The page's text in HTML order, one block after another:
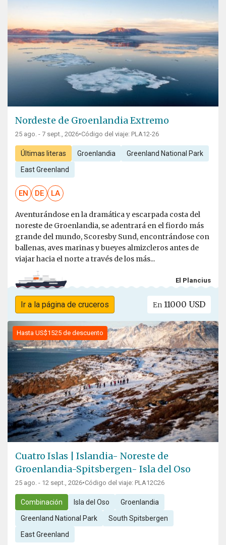
Nordeste de Groenlandia Extremo
25 ago. - 7 sept., 2026•Código del viaje: PLA12-26
Últimas literas Groenlandia Greenland National Park
East Greenland
EN DE LA
Aventurándose en la dramática y escarpada costa del
noreste de Groenlandia, se adentrará en el fiordo más
grande del mundo, Scoresby Sund, encontrándose con
ballenas, aves marinas y bueyes almizcleros antes de
viajar hacia el norte a través de los más...
El Plancius
Ir a la página de cruceros En 11000 USD
Hasta US$1525 de descuento
Cuatro Islas | Islandia- Noreste de
Groenlandia-Spitsbergen- Isla del Oso
25 ago. - 12 sept., 2026•Código del viaje: PLA12C26
Combinación Isla del Oso Groenlandia
Greenland National Park South Spitsbergen
East Greenland